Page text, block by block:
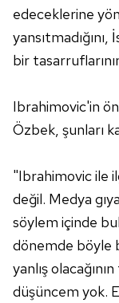
edeceklerine
bir
Ibrahimovic'in
Özbek, şunları
"Ibrahimovic ile
değil. Medya
söylem içinde
dönemde böyle
yanlış
düşüncem yok.